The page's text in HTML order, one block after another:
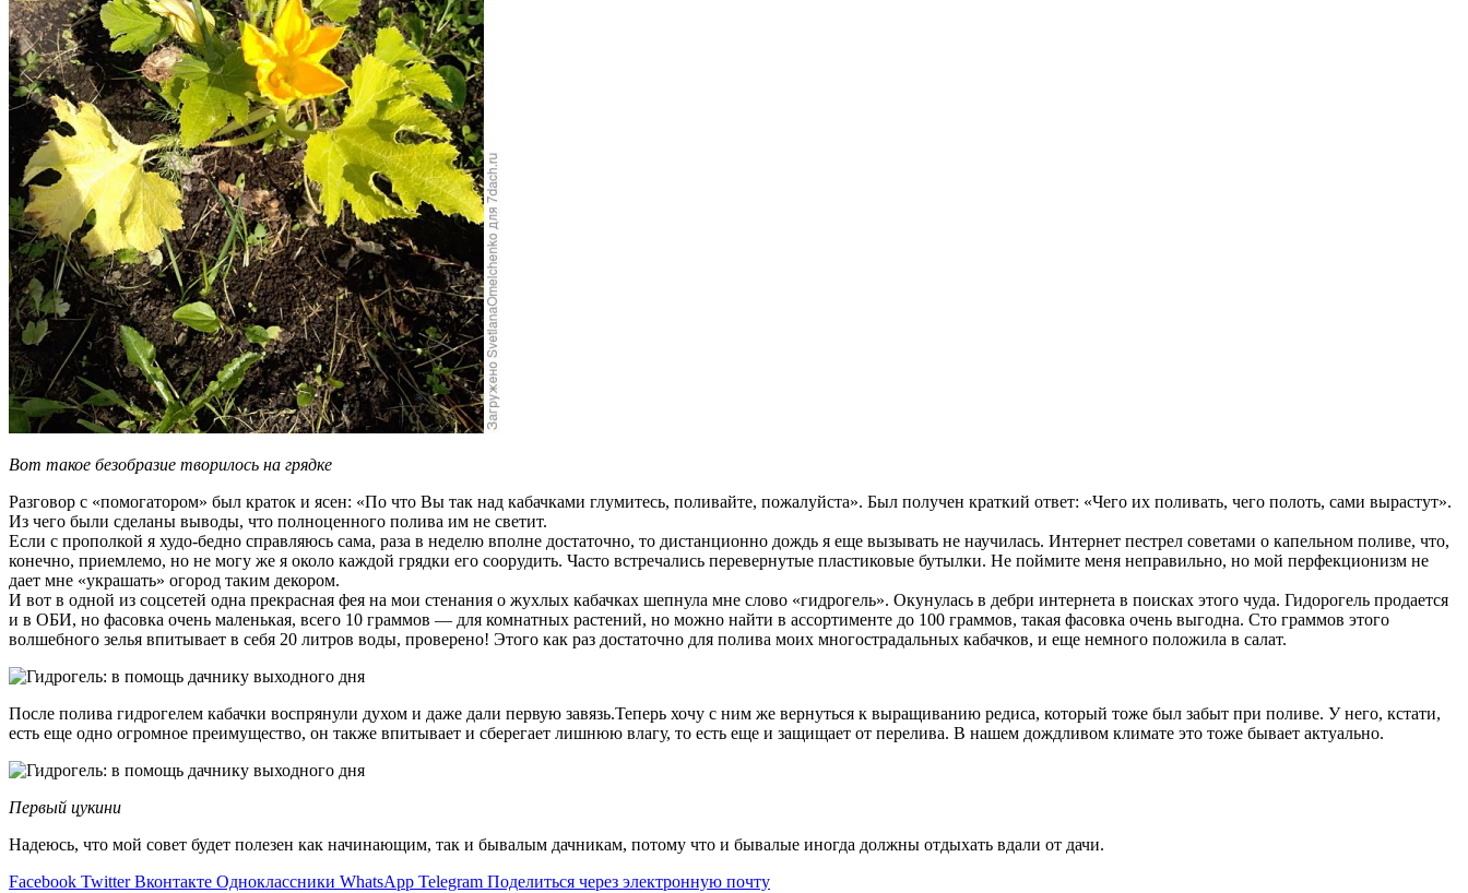
Вот такое безобразие творилось на грядке
Разговор с «помогатором» был краток и ясен: «По что Вы так над кабачками глумитесь, поливайте, пожалуйста». Был получен краткий ответ: «Чего их поливать, чего полоть, сами вырастут».
Из чего были сделаны выводы, что полноценного полива им не светит.
Если с прополкой я худо-бедно справляюсь сама, раза в неделю вполне достаточно, то дистанционно дождь я еще вызывать не научилась. Интернет пестрел советами о капельном поливе, что,
конечно, приемлемо, но не могу же я около каждой грядки его соорудить. Часто встречались перевернутые пластиковые бутылки. Не поймите меня неправильно, но мой перфекционизм не
дает мне «украшать» огород таким декором.
И вот в одной из соцсетей одна прекрасная фея на мои стенания о жухлых кабачках шепнула мне слово «гидрогель». Окунулась в дебри интернета в поисках этого чуда. Гидорогель продается
и в ОБИ, но фасовка очень маленькая, всего 10 граммов — для комнатных растений, но можно найти в ассортименте до 100 граммов, такая фасовка очень выгодна. Сто граммов этого
волшебного зелья впитывает в себя 20 литров воды, проверено! Этого как раз достаточно для полива моих многострадальных кабачков, и еще немного положила в салат.
После полива гидрогелем кабачки воспрянули духом и даже дали первую завязь.Теперь хочу с ним же вернуться к выращиванию редиса, который тоже был забыт при поливе. У него, кстати,
есть еще одно огромное преимущество, он также впитывает и сберегает лишнюю влагу, то есть еще и защищает от перелива. В нашем дождливом климате это тоже бывает актуально.
Первый цукини
Надеюсь, что мой совет будет полезен как начинающим, так и бывалым дачникам, потому что и бывалые иногда должны отдыхать вдали от дачи.
Facebook Twitter Вконтакте Одноклассники WhatsApp Telegram Поделиться через электронную почту